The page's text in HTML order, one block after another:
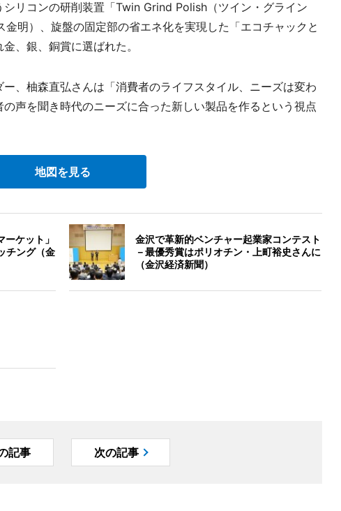
リコンの研削装置「Twin Grind Polish（ツイン・グライン
明）、旋盤の固定部の省エネ化を実現した「エコチャックと
、銀、銅賞に選ばれた。
、柚森直弘さんは「消費者のライフスタイル、ニーズは変わ
声を聞き時代のニーズに合った新しい製品を作るという視点
地図を見る
ケット」
チング（金
金沢で革新的ベンチャー起業家コンテスト
－最優秀賞はポリオチン・上町裕史さんに
（金沢経済新聞）
記事 次の記事